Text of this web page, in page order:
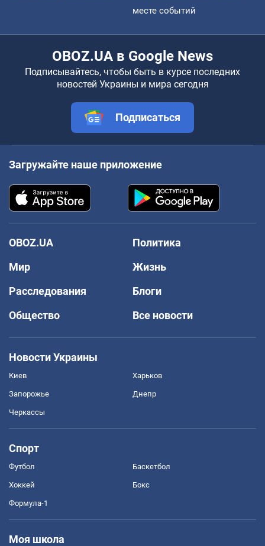
месте событий
OBOZ.UA в Google News
Подписывайтесь, чтобы быть в курсе последних
новостей Украины и мира сегодня
Подписаться
Загружайте наше приложение
OBOZ.UA
Политика
Мир
Жизнь
Расследования
Блоги
Общество
Все новости
Новости Украины
Киев Харьков
Запорожье Днепр
Черкассы
Спорт
Футбол Баскетбол
Хоккей Бокс
Формула-1
Моя школа